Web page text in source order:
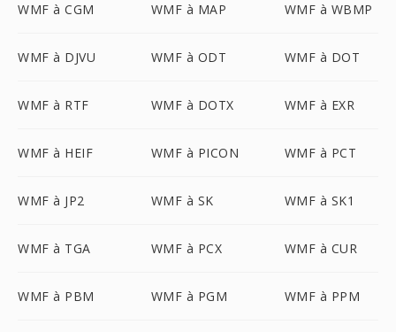
WMF à CGM WMF à MAP WMF à WBMP
WMF à DJVU WMF à ODT WMF à DOT
WMF à RTF WMF à DOTX WMF à EXR
WMF à HEIF WMF à PICON WMF à PCT
WMF à JP2 WMF à SK WMF à SK1
WMF à TGA WMF à PCX WMF à CUR
WMF à PBM WMF à PGM WMF à PPM